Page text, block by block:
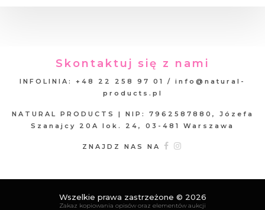
Skontaktuj się z nami
INFOLINIA: +48 22 258 97 01 / info@natural-
products.pl
NATURAL PRODUCTS | NIP: 7962587880, Józefa
Szanajcy 20A lok. 24, 03-481 Warszawa
ZNAJDZ NAS NA
Wszelkie prawa zastrzeżone © 2026
Zakaz kopiowania opisów oraz elementów aukcji